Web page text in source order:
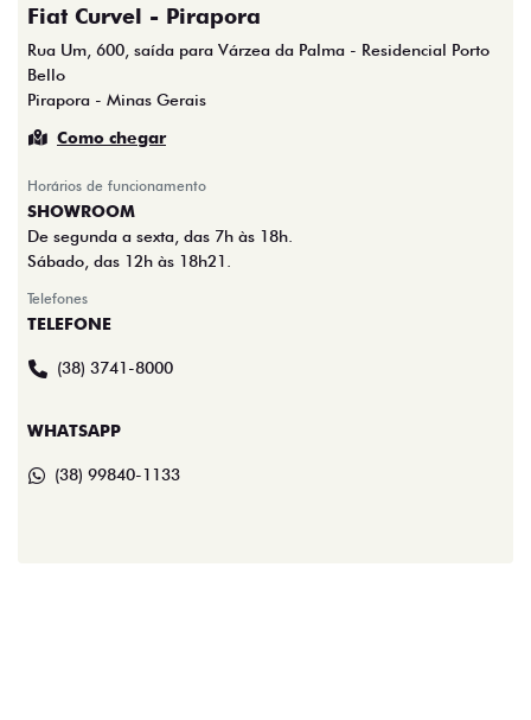
Fiat Curvel - Pirapora
Rua Um, 600, saída para Várzea da Palma - Residencial Porto
Bello
Pirapora - Minas Gerais
Como chegar
Horários de funcionamento
SHOWROOM
De segunda a sexta, das 7h às 18h.
Sábado, das 12h às 18h21.
Telefones
TELEFONE
(38) 3741-8000
WHATSAPP
(38) 99840-1133